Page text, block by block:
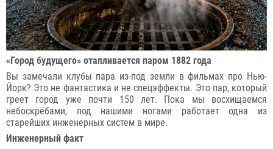
«Город будущего» отапливается паром 1882 года
Вы замечали клубы пара из-под земли в фильмах про Нью-
Йорк? Это не фантастика и не спецэффекты. Это пар, который
греет город уже почти 150 лет. Пока мы восхищаемся
небоскрёбами, под нашими ногами работает одна из
старейших инженерных систем в мире.
Инженерный факт